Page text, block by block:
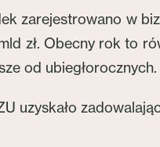
zarejestrowano w
mld zł. Obecny rok to
od ubiegłorocznych.
uzyskało